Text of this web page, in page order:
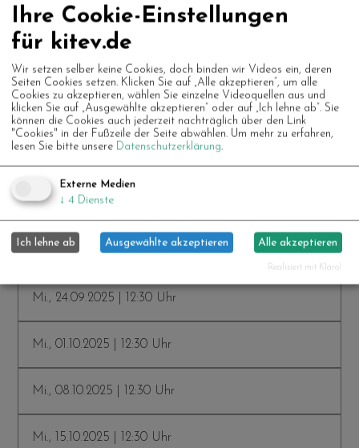
Mi., 06.08.2025 | 12:30 Uhr
Mi., 13.08.2025 | 12:30 Uhr
Mi., 20.08.2025 | 12:30 Uhr
Mi., 03.09.2025 | 12:30 Uhr
Mi., 10.09.2025 | 12:30 Uhr
Mi., 24.09.2025 | 12:30 Uhr
Mi., 01.10.2025 | 12:30 Uhr
Mi., 08.10.2025 | 12:30 Uhr
Mi., 15.10.2025 | 12:30 Uhr
Ihre Cookie-Einstellungen
für kitev.de
Wir setzen selber keine Cookies, doch binden wir Videos ein, deren
Seiten Cookies setzen. Klicken Sie auf „Alle akzeptieren“, um alle
Cookies zu akzeptieren, wählen Sie einzelne Videoquellen aus und
klicken Sie auf „Ausgewählte akzeptieren“ oder auf „Ich lehne ab“. Sie
können die Cookies auch jederzeit nachträglich über den Link
"Cookies" in der Fußzeile der Seite abwählen. Um mehr zu erfahren,
lesen Sie bitte unsere Datenschutzerklärung.
Externe Medien
↓ 4 Dienste
Ich lehne ab Ausgewählte akzeptieren Alle akzeptieren
Realisiert mit Klaro!